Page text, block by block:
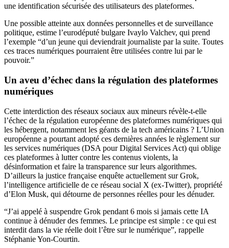
une identification sécurisée des utilisateurs des plateformes.
Une possible atteinte aux données personnelles et de surveillance
politique, estime l’eurodéputé bulgare Ivaylo Valchev, qui prend
l’exemple “d’un jeune qui deviendrait journaliste par la suite. Toutes
ces traces numériques pourraient être utilisées contre lui par le
pouvoir.”
Un aveu d’échec dans la régulation des plateformes
numériques
Cette interdiction des réseaux sociaux aux mineurs révèle-t-elle
l’échec de la régulation européenne des plateformes numériques qui
les hébergent, notamment les géants de la tech américains ? L’Union
européenne a pourtant adopté ces dernières années le règlement sur
les services numériques (DSA pour Digital Services Act) qui oblige
ces plateformes à lutter contre les contenus violents, la
désinformation et faire la transparence sur leurs algorithmes.
D’ailleurs la justice française enquête actuellement sur Grok,
l’intelligence artificielle de ce réseau social X (ex-Twitter), propriété
d’Elon Musk, qui détourne de personnes réelles pour les dénuder.
“J’ai appelé à suspendre Grok pendant 6 mois si jamais cette IA
continue à dénuder des femmes. Le principe est simple : ce qui est
interdit dans la vie réelle doit l’être sur le numérique”, rappelle
Stéphanie Yon-Courtin.